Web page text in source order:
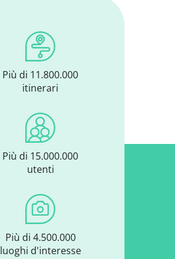
Più di 11.800.000
itinerari
Più di 15.000.000
utenti
Più di 4.500.000
luoghi d'interesse